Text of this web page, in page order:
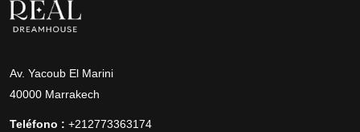
Av. Yacoub El Marini
40000 Marrakech
Teléfono : +212773363174